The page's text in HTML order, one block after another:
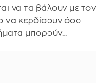
να τα βάλουν με τον
να κερδίσουν όσο
μπορούν...